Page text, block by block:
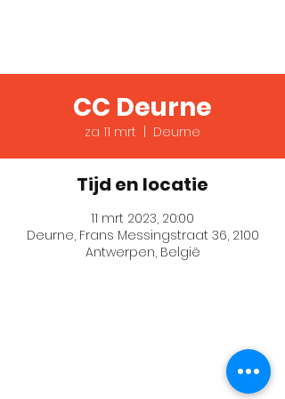
CC Deurne
za 11 mrt Deurne
Tijd en locatie
11 mrt 2023, 20:00
Deurne, Frans Messingstraat 36, 2100
Antwerpen, België
© 2023 House of Comedy